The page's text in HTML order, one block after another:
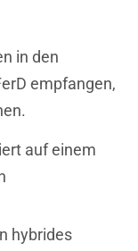
in den
empfangen,
auf einem
hybrides